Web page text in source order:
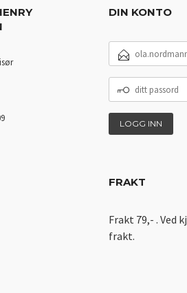
DIN KONTO
POSTADRESSE
PASSORD
FRAKT
Frakt 79,- . Ved
frakt.